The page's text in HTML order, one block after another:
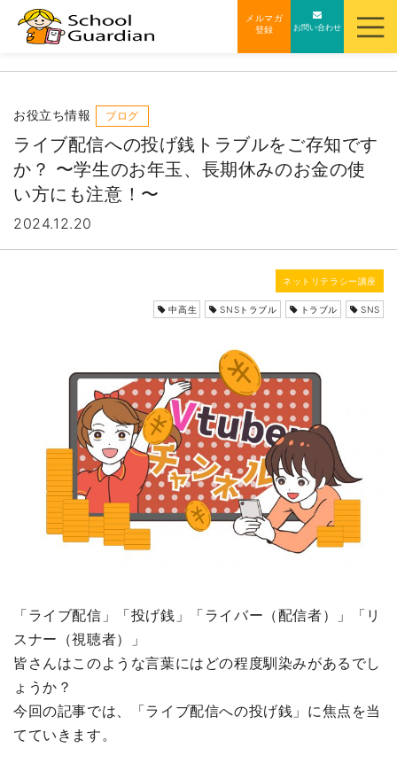
を
ッ
メルマガ
登録 お問い合わせ
お役立ち情報 ブログ
ライブ配信への投げ銭トラブルをご存知です
か？ 〜学生のお年玉、長期休みのお金の使
い方にも注意！〜
2024.12.20
ネットリテラシー講座
中高生 SNSトラブル トラブル SNS
「ライブ配信」「投げ銭」「ライバー（配信者）」「リ
スナー（視聴者）」
皆さんはこのような言葉にはどの程度馴染みがあるでし
ょうか？
今回の記事では、「ライブ配信への投げ銭」に焦点を当
てていきます。